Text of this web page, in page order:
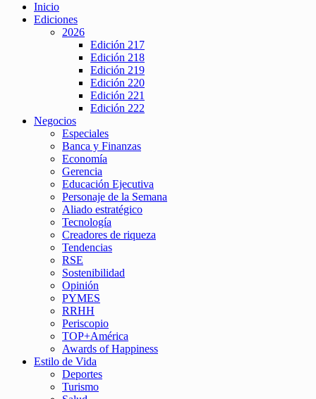
Inicio
Ediciones
2026
Edición 217
Edición 218
Edición 219
Edición 220
Edición 221
Edición 222
Negocios
Especiales
Banca y Finanzas
Economía
Gerencia
Educación Ejecutiva
Personaje de la Semana
Aliado estratégico
Tecnología
Creadores de riqueza
Tendencias
RSE
Sostenibilidad
Opinión
PYMES
RRHH
Periscopio
TOP+América
Awards of Happiness
Estilo de Vida
Deportes
Turismo